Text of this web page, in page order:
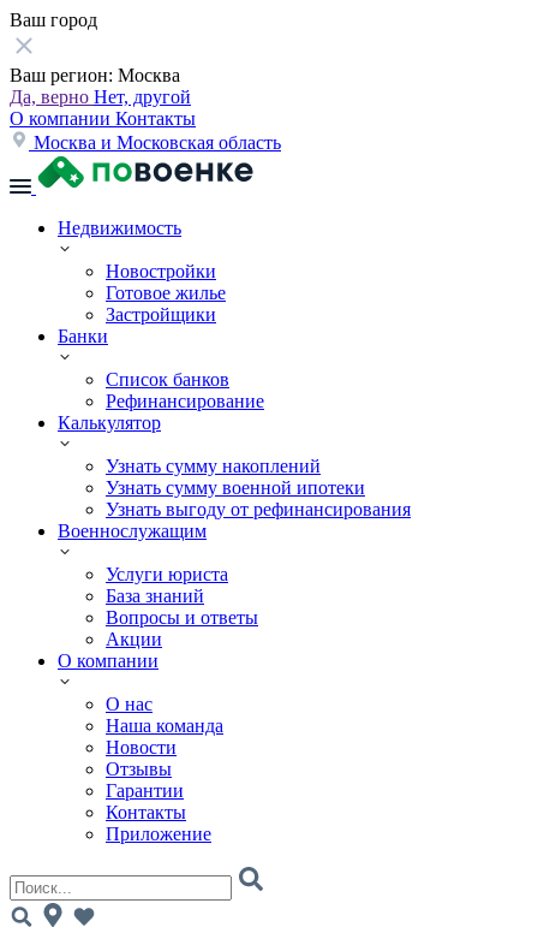
Ваш город
Ваш регион: Москва
Да, верно Нет, другой
О компании Контакты
Москва и Московская область
Недвижимость
Новостройки
Готовое жилье
Застройщики
Банки
Список банков
Рефинансирование
Калькулятор
Узнать сумму накоплений
Узнать сумму военной ипотеки
Узнать выгоду от рефинансирования
Военнослужащим
Услуги юриста
База знаний
Вопросы и ответы
Акции
О компании
О нас
Наша команда
Новости
Отзывы
Гарантии
Контакты
Приложение